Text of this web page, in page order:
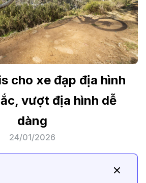
cho xe đạp địa hình
vượt địa hình dễ
dàng
24/01/2026